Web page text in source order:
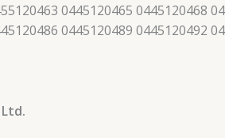
0445120465 0445120468
0445120489 0445120492